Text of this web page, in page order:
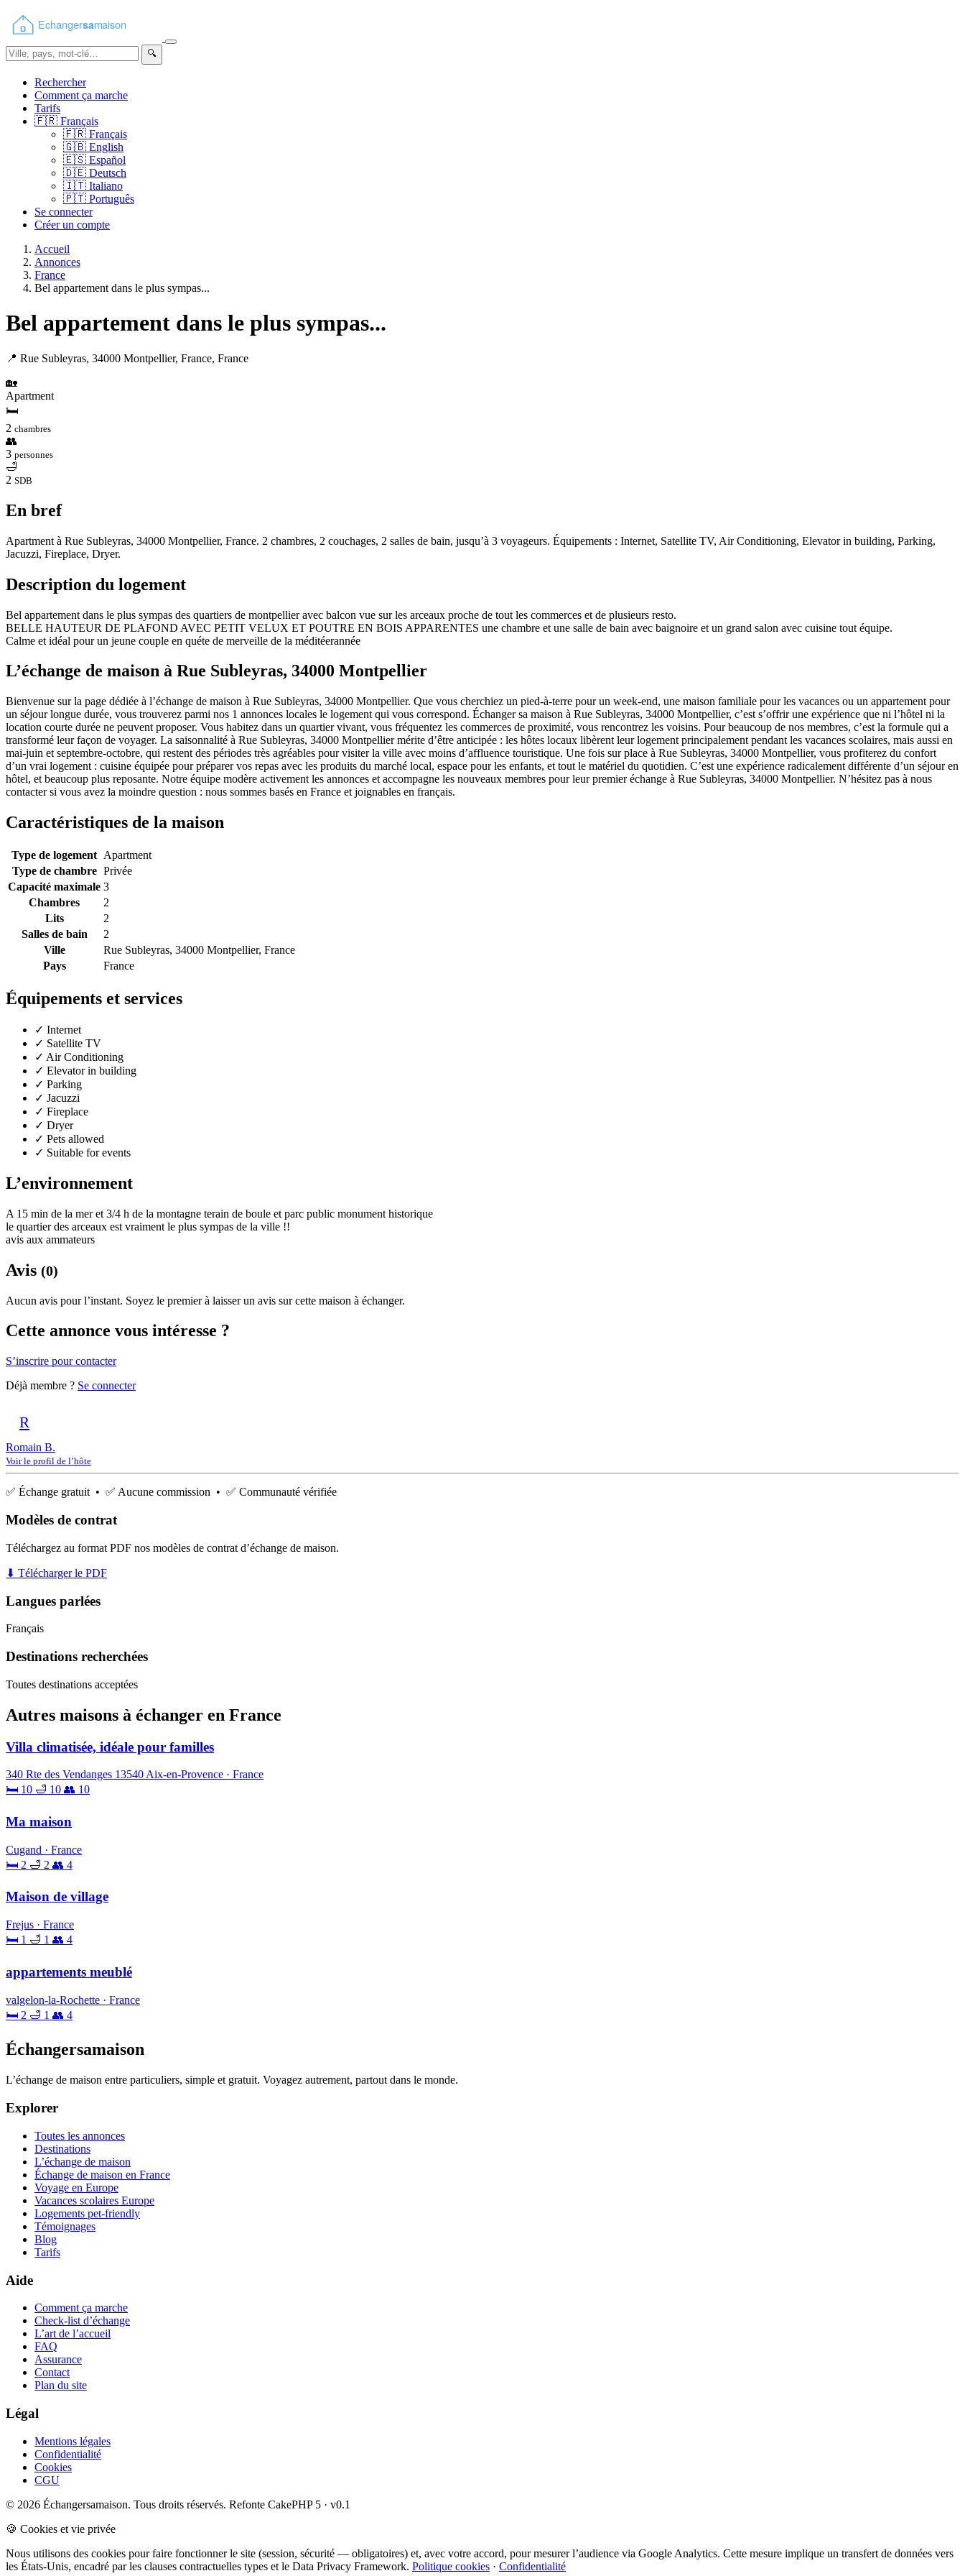
🔍
Rechercher
Comment ça marche
Tarifs
🇫🇷 Français
🇫🇷 Français
🇬🇧 English
🇪🇸 Español
🇩🇪 Deutsch
🇮🇹 Italiano
🇵🇹 Português
Se connecter
Créer un compte
Accueil
Annonces
France
Bel appartement dans le plus sympas...
Bel appartement dans le plus sympas...
📍 Rue Subleyras, 34000 Montpellier, France, France
🏡
Apartment
🛏
2 chambres
👥
3 personnes
🛁
2 SDB
En bref
Apartment à Rue Subleyras, 34000 Montpellier, France. 2 chambres, 2 couchages, 2 salles de bain, jusqu’à 3 voyageurs. Équipements : Internet, Satellite TV, Air Conditioning, Elevator in building, Parking,
Jacuzzi, Fireplace, Dryer.
Description du logement
Bel appartement dans le plus sympas des quartiers de montpellier avec balcon vue sur les arceaux proche de tout les commerces et de plusieurs resto.
BELLE HAUTEUR DE PLAFOND AVEC PETIT VELUX ET POUTRE EN BOIS APPARENTES une chambre et une salle de bain avec baignoire et un grand salon avec cuisine tout équipe.
Calme et idéal pour un jeune couple en quéte de merveille de la méditéerannée
L’échange de maison à Rue Subleyras, 34000 Montpellier
Bienvenue sur la page dédiée à l’échange de maison à Rue Subleyras, 34000 Montpellier. Que vous cherchiez un pied-à-terre pour un week-end, une maison familiale pour les vacances ou un appartement pour
un séjour longue durée, vous trouverez parmi nos 1 annonces locales le logement qui vous correspond. Échanger sa maison à Rue Subleyras, 34000 Montpellier, c’est s’offrir une expérience que ni l’hôtel ni la
location courte durée ne peuvent proposer. Vous habitez dans un quartier vivant, vous fréquentez les commerces de proximité, vous rencontrez les voisins. Pour beaucoup de nos membres, c’est la formule qui a
transformé leur façon de voyager. La saisonnalité à Rue Subleyras, 34000 Montpellier mérite d’être anticipée : les hôtes locaux libèrent leur logement principalement pendant les vacances scolaires, mais aussi en
mai-juin et septembre-octobre, qui restent des périodes très agréables pour visiter la ville avec moins d’affluence touristique. Une fois sur place à Rue Subleyras, 34000 Montpellier, vous profiterez du confort
d’un vrai logement : cuisine équipée pour préparer vos repas avec les produits du marché local, espace pour les enfants, et tout le matériel du quotidien. C’est une expérience radicalement différente d’un séjour en
hôtel, et beaucoup plus reposante. Notre équipe modère activement les annonces et accompagne les nouveaux membres pour leur premier échange à Rue Subleyras, 34000 Montpellier. N’hésitez pas à nous
contacter si vous avez la moindre question : nous sommes basés en France et joignables en français.
Caractéristiques de la maison
Type de logement Apartment
Type de chambre Privée
Capacité maximale 3
Chambres
2
Lits
2
Salles de bain
2
Ville
Rue Subleyras, 34000 Montpellier, France
Pays
France
Équipements et services
✓ Internet
✓ Satellite TV
✓ Air Conditioning
✓ Elevator in building
✓ Parking
✓ Jacuzzi
✓ Fireplace
✓ Dryer
✓ Pets allowed
✓ Suitable for events
L’environnement
A 15 min de la mer et 3/4 h de la montagne terain de boule et parc public monument historique
le quartier des arceaux est vraiment le plus sympas de la ville !!
avis aux ammateurs
Avis (0)
Aucun avis pour l’instant. Soyez le premier à laisser un avis sur cette maison à échanger.
Cette annonce vous intéresse ?
S’inscrire pour contacter
Déjà membre ? Se connecter
R
Romain B.
Voir le profil de l’hôte
✅ Échange gratuit • ✅ Aucune commission • ✅ Communauté vérifiée
Modèles de contrat
Téléchargez au format PDF nos modèles de contrat d’échange de maison.
⬇ Télécharger le PDF
Langues parlées
Français
Destinations recherchées
Toutes destinations acceptées
Autres maisons à échanger en France
Villa climatisée, idéale pour familles
340 Rte des Vendanges 13540 Aix-en-Provence · France
🛏 10 🛁 10 👥 10
Ma maison
Cugand · France
🛏 2 🛁 2 👥 4
Maison de village
Frejus · France
🛏 1 🛁 1 👥 4
appartements meublé
valgelon-la-Rochette · France
🛏 2 🛁 1 👥 4
Échangersamaison
L’échange de maison entre particuliers, simple et gratuit. Voyagez autrement, partout dans le monde.
Explorer
Toutes les annonces
Destinations
L’échange de maison
Échange de maison en France
Voyage en Europe
Vacances scolaires Europe
Logements pet-friendly
Témoignages
Blog
Tarifs
Aide
Comment ça marche
Check-list d’échange
L’art de l’accueil
FAQ
Assurance
Contact
Plan du site
Légal
Mentions légales
Confidentialité
Cookies
CGU
© 2026 Échangersamaison. Tous droits réservés. Refonte CakePHP 5 · v0.1
🍪 Cookies et vie privée
Nous utilisons des cookies pour faire fonctionner le site (session, sécurité — obligatoires) et, avec votre accord, pour mesurer l’audience via Google Analytics. Cette mesure implique un transfert de données vers
les États-Unis, encadré par les clauses contractuelles types et le Data Privacy Framework. Politique cookies · Confidentialité